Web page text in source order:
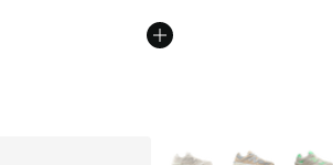
Plus de couleurs